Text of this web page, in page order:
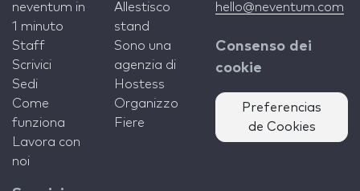
neventum in
1 minuto
Staff
Scrivici
Sedi
Come
funziona
Lavora con
noi
Allestisco
stand
Sono una
agenzia di
Hostess
Organizzo
Fiere
hello@neventum.com
Consenso dei
cookie
Preferencias
de Cookies